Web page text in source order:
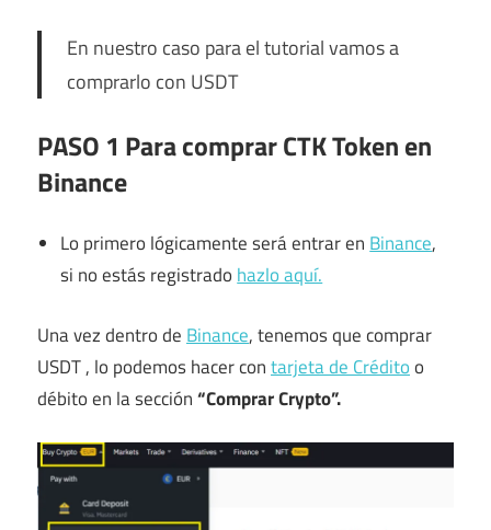
En nuestro caso para el tutorial vamos a
comprarlo con USDT
PASO 1 Para comprar CTK Token en
Binance
Lo primero lógicamente será entrar enBinance,
si no estás registradohazlo aquí.
Una vez dentro de Binance, tenemos que comprar
USDT , lo podemos hacer contarjeta de Créditoo
débito en la sección“Comprar Crypto”.